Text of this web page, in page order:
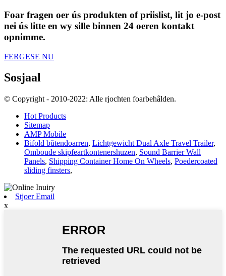
Foar fragen oer ús produkten of priislist, lit jo e-post
nei ús litte en wy sille binnen 24 oeren kontakt
opnimme.
FERGESE NU
Sosjaal
© Copyright - 2010-2022: Alle rjochten foarbehâlden.
Hot Products
Sitemap
AMP Mobile
Bifold bûtendoarren, Lichtgewicht Dual Axle Travel Trailer,
Omboude skipfeartkontenershuzen, Sound Barrier Wall
Panels, Shipping Container Home On Wheels, Poedercoated
sliding finsters,
Stjoer Email
x